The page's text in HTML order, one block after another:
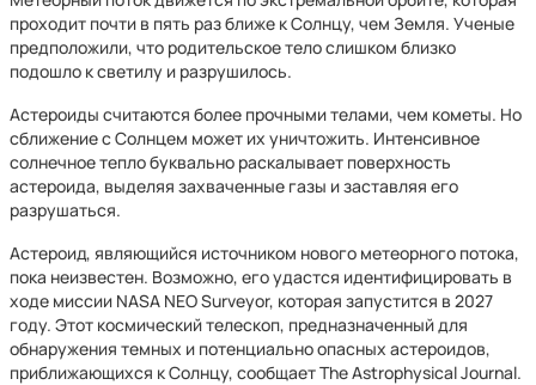
проходит почти в пять раз ближе к Солнцу, чем Земля. Ученые
предположили, что родительское тело слишком близко
подошло к светилу и разрушилось.
Астероиды считаются более прочными телами, чем кометы. Но
сближение с Солнцем может их уничтожить. Интенсивное
солнечное тепло буквально раскалывает поверхность
астероида, выделяя захваченные газы и заставляя его
разрушаться.
Астероид, являющийся источником нового метеорного потока,
пока неизвестен. Возможно, его удастся идентифицировать в
ходе миссии NASA NEO Surveyor, которая запустится в 2027
году. Этот космический телескоп, предназначенный для
обнаружения темных и потенциально опасных астероидов,
приближающихся к Солнцу, сообщает The Astrophysical Journal.